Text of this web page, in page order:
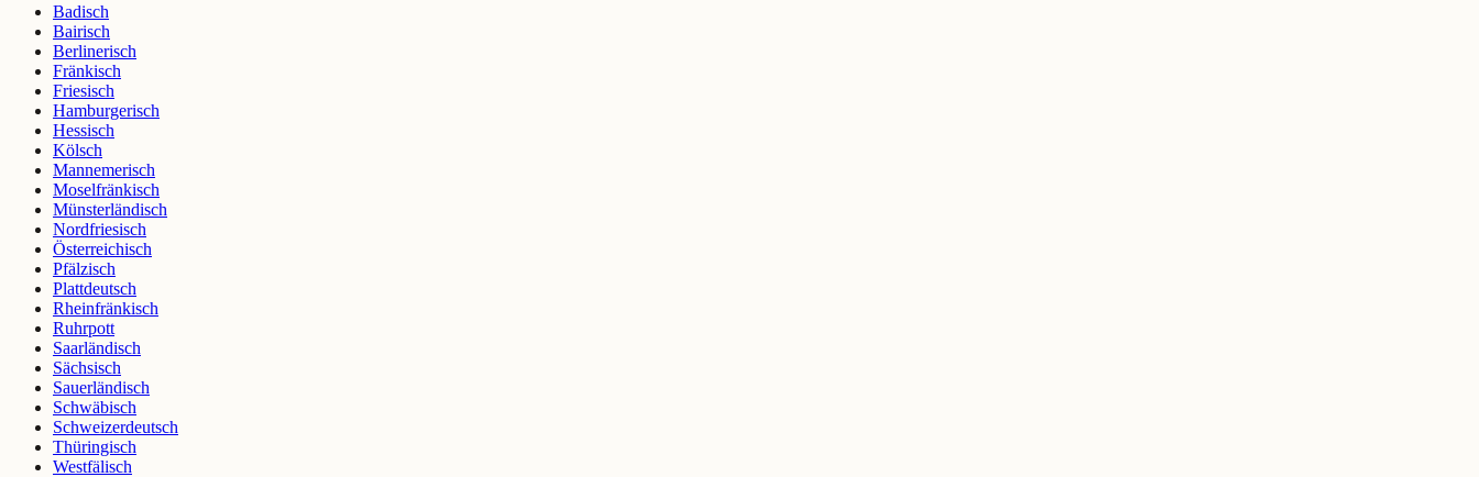
Badisch
Bairisch
Berlinerisch
Fränkisch
Friesisch
Hamburgerisch
Hessisch
Kölsch
Mannemerisch
Moselfränkisch
Münsterländisch
Nordfriesisch
Österreichisch
Pfälzisch
Plattdeutsch
Rheinfränkisch
Ruhrpott
Saarländisch
Sächsisch
Sauerländisch
Schwäbisch
Schweizerdeutsch
Thüringisch
Westfälisch